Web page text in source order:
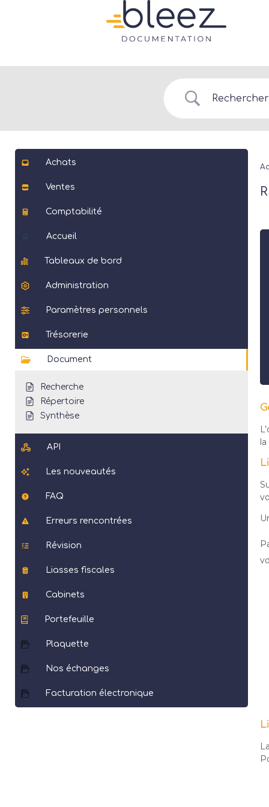
Achats
Ventes
Comptabilité
Accueil
Tableaux de bord
Administration
Paramètres personnels
Trésorerie
Document
Recherche
Répertoire
Synthèse
API
Les nouveautés
FAQ
Erreurs rencontrées
Révision
Liasses fiscales
Cabinets
Portefeuille
Plaquette
Nos échanges
Facturation électronique